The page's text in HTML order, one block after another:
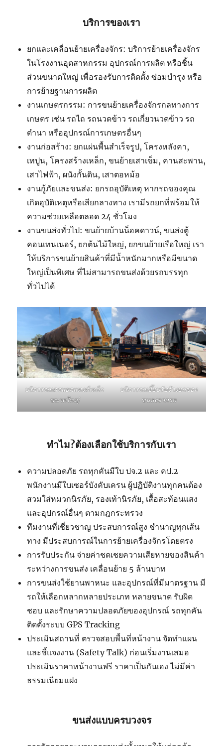
บริการของเรา
ยกและเคลื่อนย้ายเครื่องจักร: บริการย้ายเครื่องจักร
ในโรงงานอุตสาหกรรม อุปกรณ์การผลิต หรือชิ้น
ส่วนขนาดใหญ่ เพื่อรองรับการติดตั้ง ซ่อมบำรุง หรือ
การย้ายฐานการผลิต
งานเกษตรกรรม: การขนย้ายเครื่องจักรกลทางการ
เกษตร เช่น รถไถ รถนวดข้าว รถเกี่ยวนวดข้าว รถ
ดำนา หรืออุปกรณ์การเกษตรอื่นๆ
งานก่อสร้าง: ยกแผ่นพื้นสำเร็จรูป, โครงหลังคา,
เทปูน, โครงสร้างเหล็ก, ขนย้ายเสาเข็ม, คานสะพาน,
เสาไฟฟ้า, ผนังกั้นดิน, เสาตอหม้อ
งานกู้ภัยและขนส่ง: ยกรถอุบัติเหตุ หากรถของคุณ
เกิดอุบัติเหตุหรือเสียกลางทาง เรามีรถยกที่พร้อมให้
ความช่วยเหลือตลอด 24 ชั่วโมง
งานขนส่งทั่วไป: ขนย้ายบ้านน็อคดาวน์, ขนส่งตู้
คอนเทนเนอร์, ยกต้นไม้ใหญ่, ยกขนย้ายเรือใหญ่ เรา
ให้บริการขนย้ายสินค้าที่มีน้ำหนักมากหรือมีขนาด
ใหญ่เป็นพิเศษ ที่ไม่สามารถขนส่งด้วยรถบรรทุก
ทั่วไปได้
บริการรถเครนยกแทงค์เหล็ก
ขนาดใหญ่
บริการรถเฮี๊ยบรับจ้างยกของ
ขนลงจากรถ
ทำไม?ต้องเลือกใช้บริการกับเรา
ความปลอดภัย รถทุกคันมีใบ ปจ.2 และ คป.2
พนักงานมีใบเซอร์บังคับเครน ผู้ปฏิบัติงานทุกคนต้อง
สวมใส่หมวกนิรภัย, รองเท้านิรภัย, เสื้อสะท้อนแสง
และอุปกรณ์อื่นๆ ตามกฎกระทรวง
ทีมงานที่เชี่ยวชาญ ประสบการณ์สูง ชำนาญทุกเส้น
ทาง มีประสบการณ์ในการย้ายเครื่องจักรโดยตรง
การรับประกัน จ่ายค่าชดเชยความเสียหายของสินค้า
ระหว่างการขนส่ง เคลื่อนย้าย 5 ล้านบาท
การขนส่งใช้ยานพาหนะ และอุปกรณ์ที่มีมาตรฐาน มี
รถให้เลือกหลากหลายประเภท หลายขนาด รับผิด
ชอบ และรักษาความปลอดภัยของอุปกรณ์ รถทุกคัน
ติดตั้งระบบ GPS Tracking
ประเมินสถานที่ ตรวจสอบพื้นที่หน้างาน จัดทำแผน
และชี้แจงงาน (Safety Talk) ก่อนเริ่มงานเสมอ
ประเมินราคาหน้างานฟรี ราคาเป็นกันเอง ไม่มีค่า
ธรรมเนียมแฝง
ขนส่งแบบครบวงจร